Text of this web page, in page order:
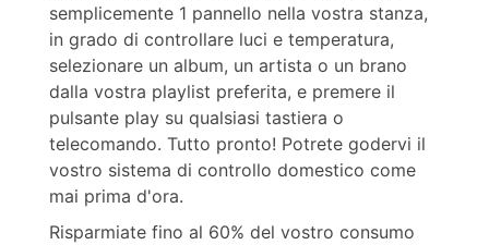
semplicemente 1 pannello nella vostra stanza,
in grado di controllare luci e temperatura,
selezionare un album, un artista o un brano
dalla vostra playlist preferita, e premere il
pulsante play su qualsiasi tastiera o
telecomando. Tutto pronto! Potrete godervi il
vostro sistema di controllo domestico come
mai prima d'ora.
Risparmiate fino al 60% del vostro consumo